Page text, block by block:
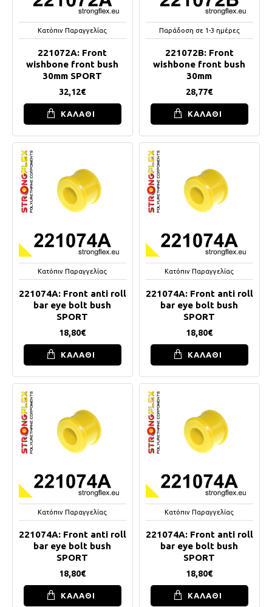
Κατόπιν Παραγγελίας
221072A: Front
wishbone front bush
30mm SPORT
32,12€
ΚΑΛΑΘΙ
Παράδοση σε 1-3 ημέρες
221072B: Front
wishbone front bush
30mm
28,77€
ΚΑΛΑΘΙ
Κατόπιν Παραγγελίας
221074A: Front anti roll
bar eye bolt bush
SPORT
18,80€
ΚΑΛΑΘΙ
Κατόπιν Παραγγελίας
221074A: Front anti roll
bar eye bolt bush
SPORT
18,80€
ΚΑΛΑΘΙ
Κατόπιν Παραγγελίας
221074A: Front anti roll
bar eye bolt bush
SPORT
18,80€
ΚΑΛΑΘΙ
Κατόπιν Παραγγελίας
221074A: Front anti roll
bar eye bolt bush
SPORT
18,80€
ΚΑΛΑΘΙ